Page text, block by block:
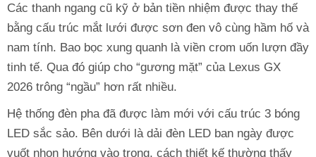
Các thanh ngang cũ kỹ ở bản tiền nhiệm được thay thế
bằng cấu trúc mắt lưới được sơn đen vô cùng hầm hố và
nam tính. Bao bọc xung quanh là viền crom uốn lượn đầy
tinh tế. Qua đó giúp cho “gương mặt” của Lexus GX
2026 trông “ngầu” hơn rất nhiều.
Hệ thống đèn pha đã được làm mới với cấu trúc 3 bóng
LED sắc sảo. Bên dưới là dải đèn LED ban ngày được
vuốt nhọn hướng vào trong, cách thiết kế thường thấy